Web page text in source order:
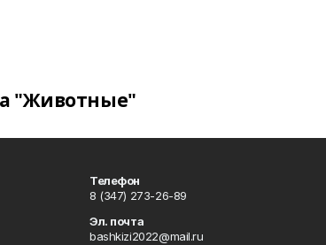
"Животные"
Телефон
8 (347) 273-26-89
Эл. почта
bashkizi2022@mail.ru